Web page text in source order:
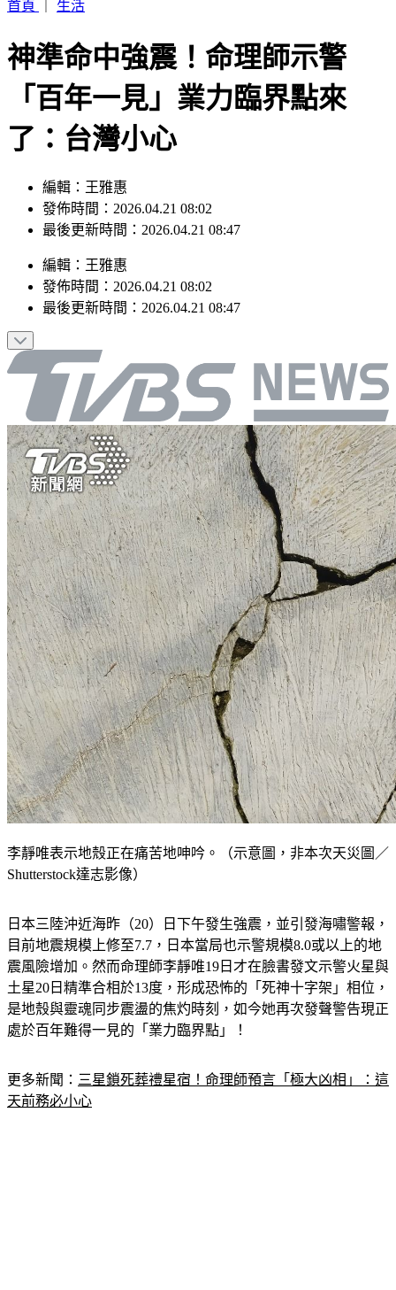
神準命中強震！命理師示警
「百年一見」業力臨界點來
了：台灣小心
發佈時間：2026.04.21 08:02
最後更新時間：2026.04.21 08:47
發佈時間：2026.04.21 08:02
最後更新時間：2026.04.21 08:47
Shutterstock達志影像）
目前地震規模上修至7.7，日本當局也示警規模8.0或以上的地
震風險增加。然而命理師李靜唯19日才在臉書發文示警火星與
土星20日精準合相於13度，形成恐怖的「死神十字架」相位，
是地殼與靈魂同步震盪的焦灼時刻，如今她再次發聲警告現正
處於百年難得一見的「業力臨界點」！
天前務必小心